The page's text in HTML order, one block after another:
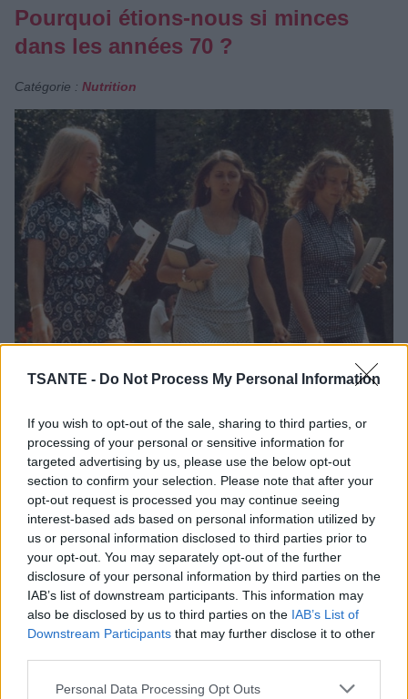
TSANTE - Do Not Process My Personal Information
If you wish to opt-out of the sale, sharing to third parties, or
processing of your personal or sensitive information for
targeted advertising by us, please use the below opt-out
section to confirm your selection. Please note that after your
opt-out request is processed you may continue seeing
interest-based ads based on personal information utilized by
us or personal information disclosed to third parties prior to
your opt-out. You may separately opt-out of the further
disclosure of your personal information by third parties on the
IAB’s list of downstream participants. This information may
also be disclosed by us to third parties on the IAB’s List of
Downstream Participants that may further disclose it to other
Personal Data Processing Opt Outs
Pourquoi étions-nous si minces
dans les années 70 ?
Catégorie : Nutrition
Beaucoup de photos anciennes frappent par un détail :
dans les années 70, la majorité des adultes semblaient
nettement plus minces qu’aujourd’hui. Cette impression
n’est pas qu’une illusion nostalgique. Les données de
santé publique montrent effectivement que le surpoids et
l’obésité étaient beaucoup moins fréquents
qu’actuellement. Mais pourquoi ? La réponse tient à
plusieurs changements profonds dans notre mode de vie.
Nutrition
Maigrir
Lire la suite...
Comment éviter que les pommes de